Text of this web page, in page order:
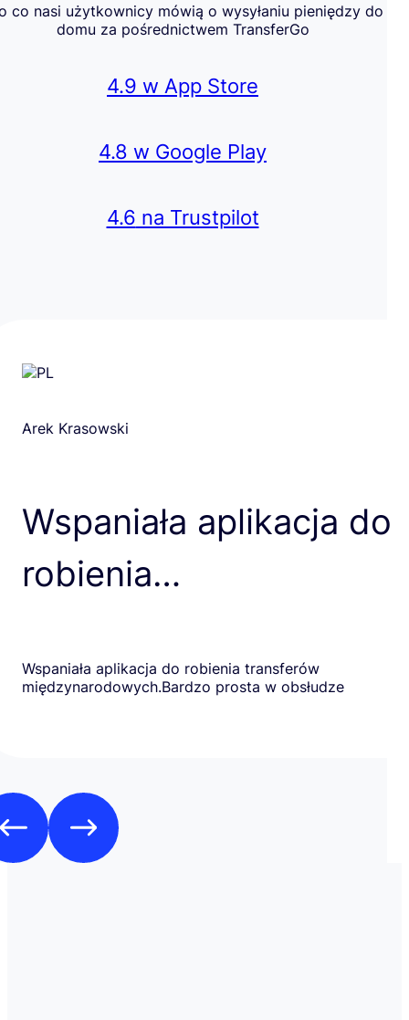
co nasi użytkownicy mówią o wysyłaniu pieniędzy do
domu za pośrednictwem TransferGo
4.9 w App Store
4.8 w Google Play
4.6 na Trustpilot
Arek Krasowski
Wspaniała aplikacja do
robienia…
Wspaniała aplikacja do robienia transferów
międzynarodowych.Bardzo prosta w obsłudze